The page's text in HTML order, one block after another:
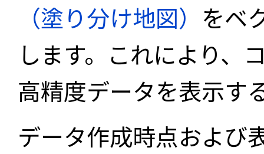
（塗り分け地図） をベ
します。これにより、
高精度データを表示す
データ作成時点および